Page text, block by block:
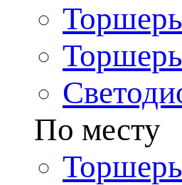
По месту